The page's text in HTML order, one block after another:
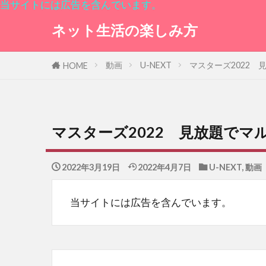
当サイトには広告を含んでいます。
ネット生活の楽しみ方
HOME 動画 U-NEXT マスターズ2022
マスターズ2022 見放題でマ
2022年3月19日 2022年4月7日 U-NEXT,動画
当サイトには広告を含んでいます。